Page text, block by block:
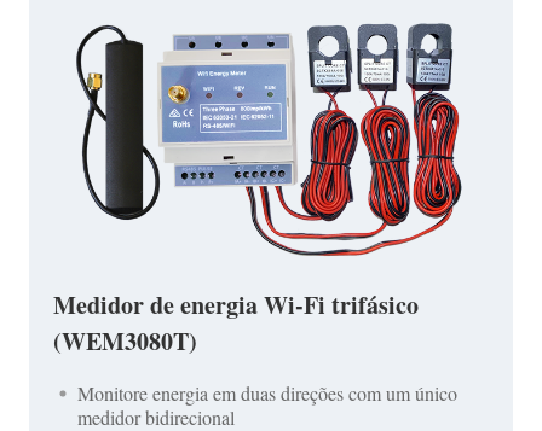
Medidor de energia Wi-Fi trifásico
(WEM3080T)
Monitore energia em duas direções com um único
medidor bidirecional